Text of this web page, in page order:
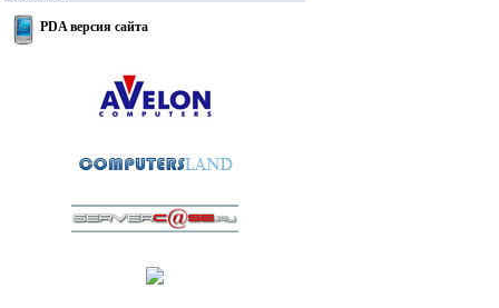
PDA версия сайта